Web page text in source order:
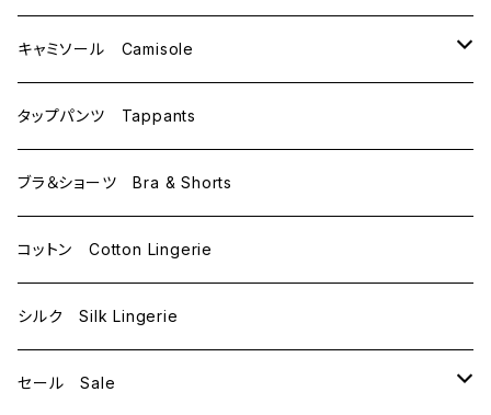
C70
C75
D65
D70
E70
M
L
キャミソール Camisole
M
L
タップパンツ Tappants
ブラ＆ショーツ Bra & Shorts
コットン Cotton Lingerie
シルク Silk Lingerie
セール Sale